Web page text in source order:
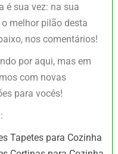
é sua vez: na sua
melhor pilão desta
nos comentários!
por aqui, mas em
com novas
para vocês!
Tapetes para Cozinha